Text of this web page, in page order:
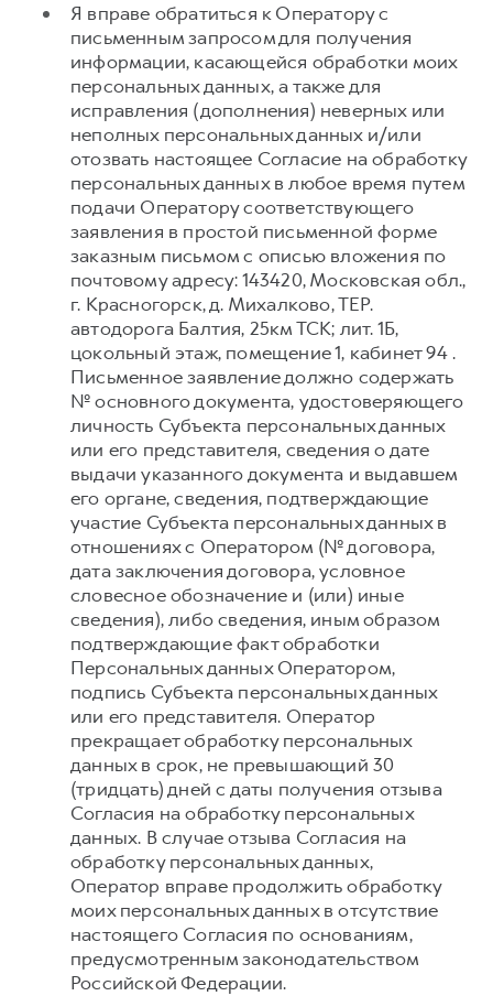
Я вправе обратиться к Оператору с
письменным запросом для получения
информации, касающейся обработки моих
персональных данных, а также для
исправления (дополнения) неверных или
неполных персональных данных и/или
отозвать настоящее Согласие на обработку
персональных данных в любое время путем
подачи Оператору соответствующего
заявления в простой письменной форме
заказным письмом с описью вложения по
почтовому адресу: 143420, Московская обл.,
г. Красногорск, д. Михалково, ТЕР.
автодорога Балтия, 25км ТСК; лит. 1Б,
цокольный этаж, помещение 1, кабинет 94 .
Письменное заявление должно содержать
№ основного документа, удостоверяющего
личность Субъекта персональных данных
или его представителя, сведения о дате
выдачи указанного документа и выдавшем
его органе, сведения, подтверждающие
участие Субъекта персональных данных в
отношениях с Оператором (№ договора,
дата заключения договора, условное
словесное обозначение и (или) иные
сведения), либо сведения, иным образом
подтверждающие факт обработки
Персональных данных Оператором,
подпись Субъекта персональных данных
или его представителя. Оператор
прекращает обработку персональных
данных в срок, не превышающий 30
(тридцать) дней с даты получения отзыва
Согласия на обработку персональных
данных. В случае отзыва Согласия на
обработку персональных данных,
Оператор вправе продолжить обработку
моих персональных данных в отсутствие
настоящего Согласия по основаниям,
предусмотренным законодательством
Российской Федерации.